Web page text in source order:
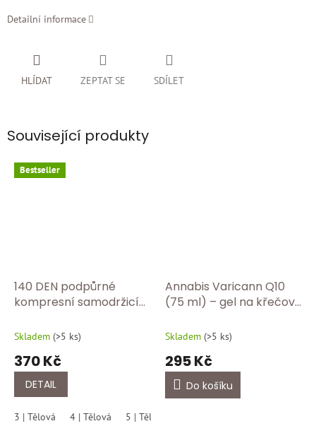
Detailní informace
ZEPTAT SE
HLÍDAT SDÍLET
Související produkty
Bestseller
140 DEN podpůrné
kompresní samodržicí
Zdravotní punčochy s
Skladem (>5 ks)
370 Kč
DETAIL
3 | Tělová 4 | Tělová 5 | Tělová
Annabis Varicann Q10
(75 ml) – gel na křečové
Skladem (>5 ks)
295 Kč
Do košíku